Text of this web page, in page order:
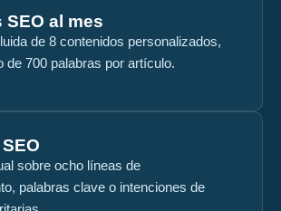
al mes
de 8 contenidos personalizados,
de 700 palabras por artículo.
sobre ocho líneas de
palabras clave o intenciones de